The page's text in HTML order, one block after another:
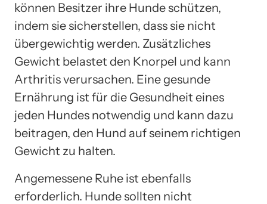
können Besitzer ihre Hunde schützen,
indem sie sicherstellen, dass sie nicht
übergewichtig werden. Zusätzliches
Gewicht belastet den Knorpel und kann
Arthritis verursachen. Eine gesunde
Ernährung ist für die Gesundheit eines
jeden Hundes notwendig und kann dazu
beitragen, den Hund auf seinem richtigen
Gewicht zu halten.
Angemessene Ruhe ist ebenfalls
erforderlich. Hunde sollten nicht